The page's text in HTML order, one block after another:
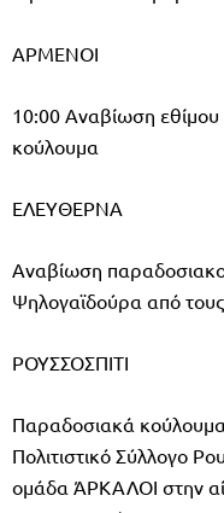
ΑΡΜΕΝΟΙ
10:00 Αναβίωση
κούλουμα
ΕΛΕΥΘΕΡΝΑ
Αναβίωση
Ψηλογαϊδούρα από
ΡΟΥΣΣΟΣΠΙΤΙ
Παραδοσιακά
Πολιτιστικό Σύλλογο
ομάδα ΆΡΚΑΛΟΙ στην